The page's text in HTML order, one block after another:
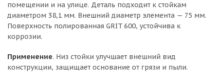
помещении и на улице. Деталь подходит к стойкам
диаметром 38,1 мм. Внешний диаметр элемента — 75 мм.
Поверхность полированная GRIT 600, устойчива к
коррозии.
Применение. Низ стойки улучшает внешний вид
конструкции, защищает основание от грязи и пыли.